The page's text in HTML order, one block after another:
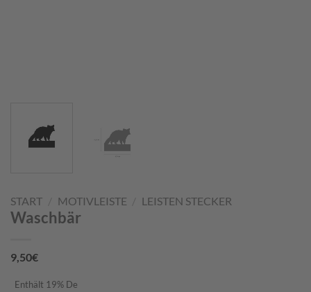
START MOTIVLEISTE LEISTEN STECKER
Waschbär
9,50€
Enthält 19% De